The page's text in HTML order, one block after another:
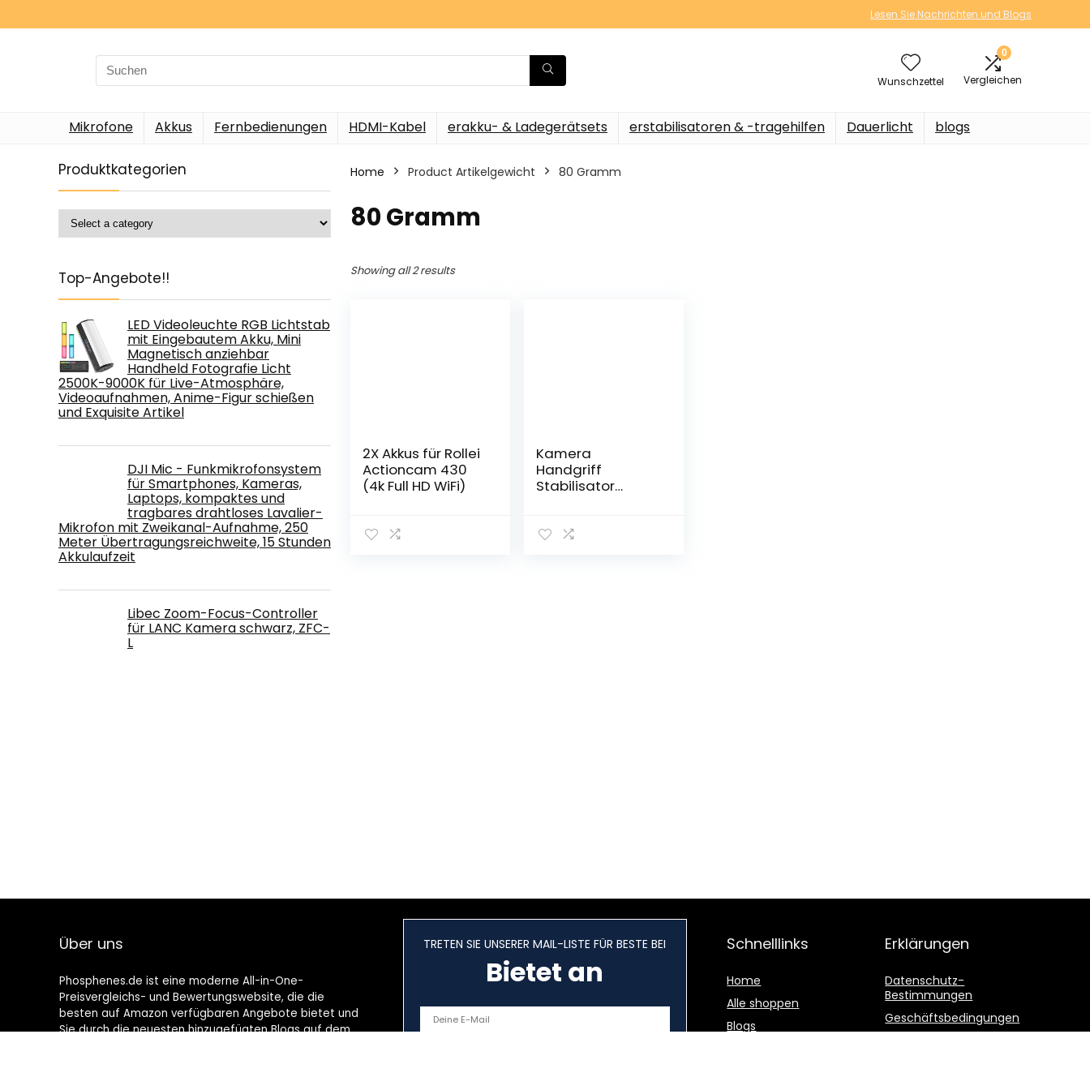
Lesen Sie Nachrichten und Blogs
Search
for:
Wunschzettel
0
Vergleichen
Mikrofone Akkus Fernbedienungen HDMI-Kabel erakku- & Ladegerätsets erstabilisatoren & -tragehilfen Dauerlicht blogs
Produktkategorien
Top-Angebote!!
LED Videoleuchte RGB Lichtstab
mit Eingebautem Akku, Mini
Magnetisch anziehbar
Handheld Fotografie Licht
2500K-9000K für Live-Atmosphäre,
Videoaufnahmen, Anime-Figur schießen
und Exquisite Artikel
DJI Mic - Funkmikrofonsystem
für Smartphones, Kameras,
Laptops, kompaktes und
tragbares drahtloses Lavalier-
Mikrofon mit Zweikanal-Aufnahme, 250
Meter Übertragungsreichweite, 15 Stunden
Akkulaufzeit
Libec Zoom-Focus-Controller
für LANC Kamera schwarz, ZFC-
L
Home Product Artikelgewicht ‎80 Gramm
‎80 Gramm
Showing all 2 results
2X Akkus für Rollei
Actioncam 430
(4k Full HD WiFi)
Kamera
Handgriff
Stabilisator
Schraube und
Über uns
Phosphenes.de ist eine moderne All-in-One-
Preisvergleichs- und Bewertungswebsite, die die
besten auf Amazon verfügbaren Angebote bietet und
Sie durch die neuesten hinzugefügten Blogs auf dem
TRETEN SIE UNSERER MAIL-LISTE FÜR BESTE BEI
Bietet an
Schnelllinks
Home
Alle shoppen
Blogs
Erklärungen
Datenschutz-
Bestimmungen
Geschäftsbedingungen